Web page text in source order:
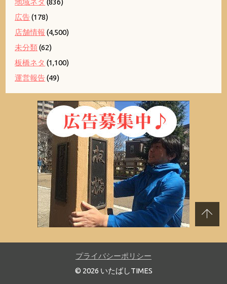
広告(178)
店舗情報 (4,500)
未分類(62)
板橋ネタ (1,100)
運営報告(49)
プライバシーポリシー
© 2026 いたばしTIMES